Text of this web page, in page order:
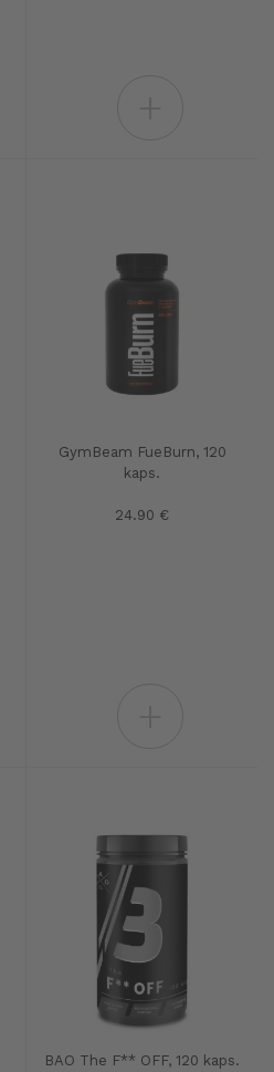
GymBeam FueBurn, 120
kaps.
24.90 €
BAO The F** OFF, 120 kaps.